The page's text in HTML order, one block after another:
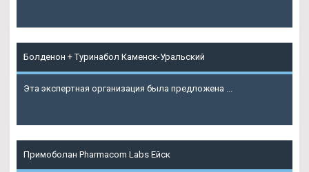
Болденон + Туринабол Каменск-Уральский
Эта экспертная организация была предложена ...
Примоболан Pharmacom Labs Ейск